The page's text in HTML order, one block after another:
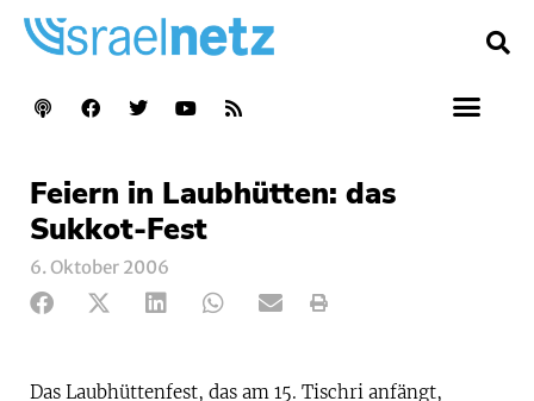
Feiern in Laubhütten: das
Sukkot-Fest
6. Oktober 2006
Das Laubhüttenfest, das am 15. Tischri anfängt,